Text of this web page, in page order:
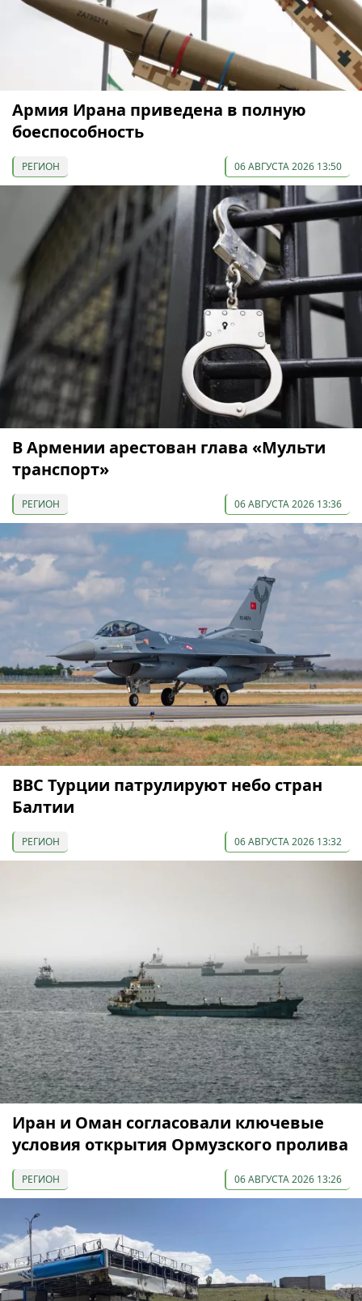
Армия Ирана приведена в полную
боеспособность
РЕГИОН 06 АВГУСТА 2026 13:50
В Армении арестован глава «Мульти
транспорт»
РЕГИОН 06 АВГУСТА 2026 13:36
ВВС Турции патрулируют небо стран
Балтии
РЕГИОН 06 АВГУСТА 2026 13:32
Иран и Оман согласовали ключевые
условия открытия Ормузского пролива
РЕГИОН 06 АВГУСТА 2026 13:26